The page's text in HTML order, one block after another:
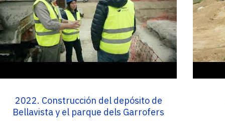
2022. Construcción del depósito de
Bellavista y el parque dels Garrofers